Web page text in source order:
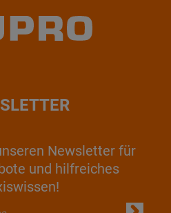
Newsletter für
und hilfreiches